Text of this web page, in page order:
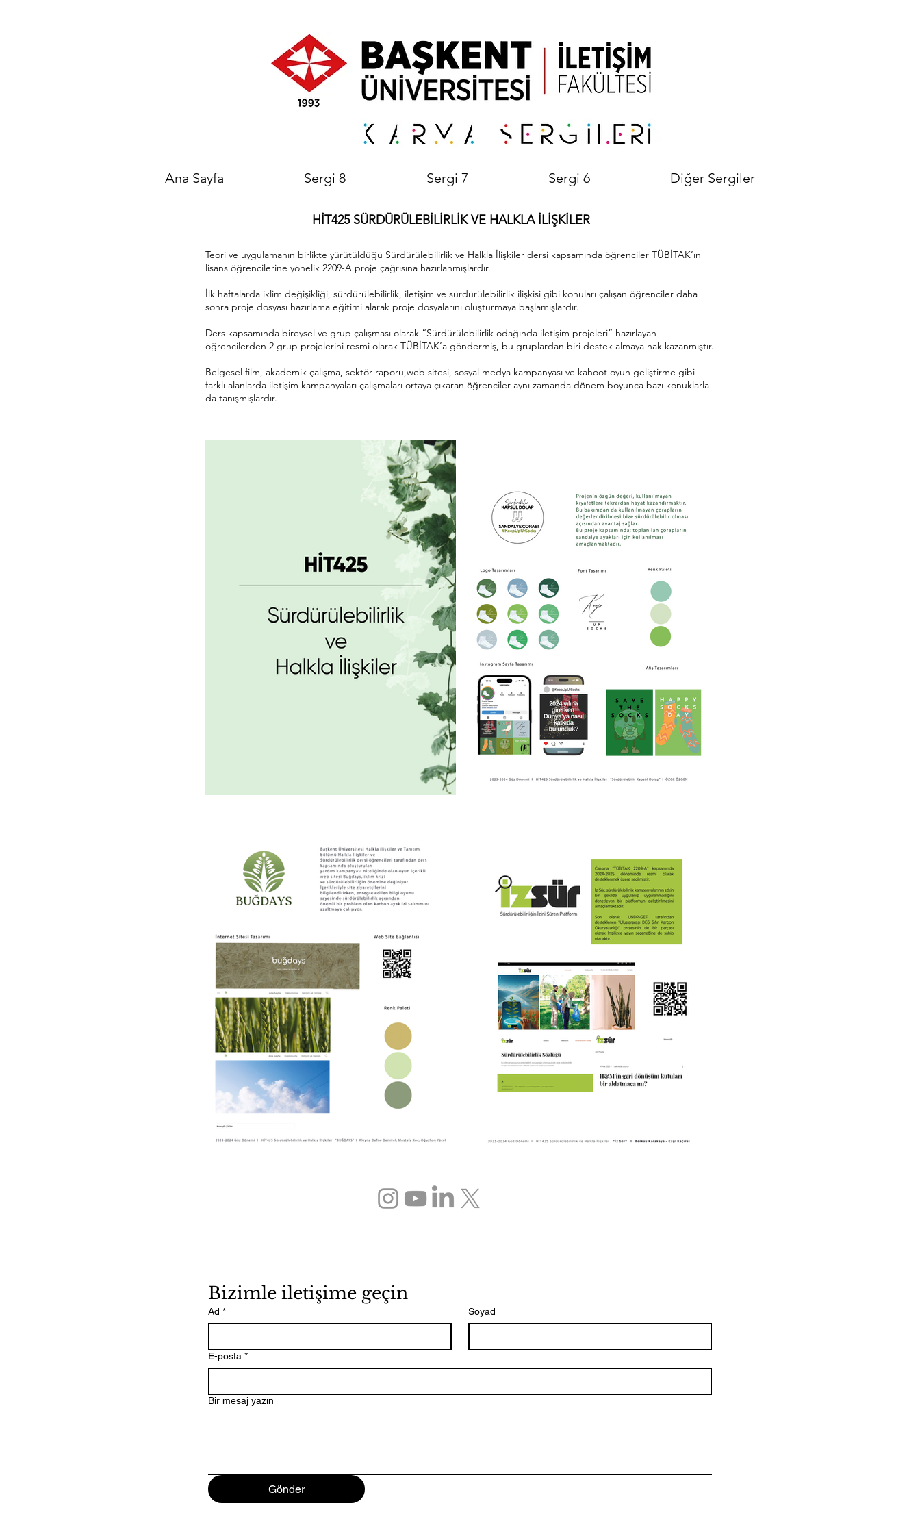
Ana Sayfa Sergi 8 Sergi 7 Sergi 6 Diğer Sergiler
HİT425 SÜRDÜRÜLEBİLİRLİK VE HALKLA İLİŞKİLER
Teori ve uygulamanın birlikte yürütüldüğü Sürdürülebilirlik ve Halkla İlişkiler dersi kapsamında öğrenciler TÜBİTAK’ın
lisans öğrencilerine yönelik 2209-A proje çağrısına hazırlanmışlardır.
İlk haftalarda iklim değişikliği, sürdürülebilirlik, iletişim ve sürdürülebilirlik ilişkisi gibi konuları çalışan öğrenciler daha
sonra proje dosyası hazırlama eğitimi alarak proje dosyalarını oluşturmaya başlamışlardır.
Ders kapsamında bireysel ve grup çalışması olarak “Sürdürülebilirlik odağında iletişim projeleri” hazırlayan
öğrencilerden 2 grup projelerini resmi olarak TÜBİTAK’a göndermiş, bu gruplardan biri destek almaya hak kazanmıştır.
Belgesel film, akademik çalışma, sektör raporu,web sitesi, sosyal medya kampanyası ve kahoot oyun geliştirme gibi
farklı alanlarda iletişim kampanyaları çalışmaları ortaya çıkaran öğrenciler aynı zamanda dönem boyunca bazı konuklarla
da tanışmışlardır.
Bizimle iletişime geçin
Ad * Soyad
E-posta *
Bir mesaj yazın
Gönder